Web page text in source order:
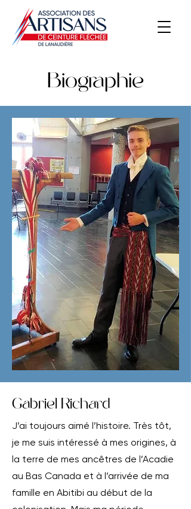
Biographie
Gabriel Richard
J’ai toujours aimé l’histoire. Très tôt,
je me suis intéressé à mes origines, à
la terre de mes ancêtres de l’Acadie
au Bas Canada et à l’arrivée de ma
famille en Abitibi au début de la